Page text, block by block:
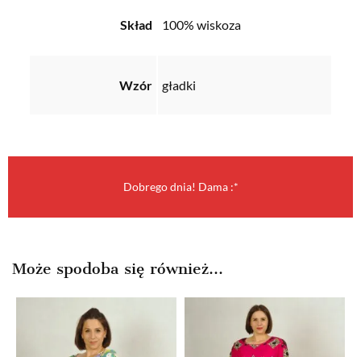
Skład 100% wiskoza
Wzór gładki
Dobrego dnia! Dama :*
Może spodoba się również…